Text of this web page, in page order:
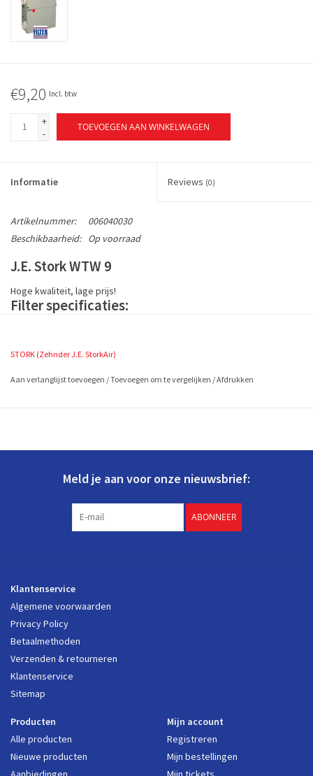
€9,20 Incl. btw
+
-
TOEVOEGEN AAN WINKELWAGEN
Informatie Reviews (0)
Artikelnummer:
006040030
Beschikbaarheid:
Op voorraad
J.E. Stork WTW 9
Hoge kwaliteit, lage prijs!
Filter specificaties:
J.E. StorkAir artikelcode: 006040030
Formaat ca. 250 x 450 x 10 mm
STORK (Zehnder J.E. StorkAir)
Aan verlanglijst toevoegen /Toevoegen om te vergelijken /Afdrukken
Meld je aan voor onze nieuwsbrief:
ABONNEER
Klantenservice
Algemene voorwaarden
Privacy Policy
Betaalmethoden
Verzenden & retourneren
Klantenservice
Sitemap
Producten
Alle producten
Nieuwe producten
Mijn account
Registreren
Mijn bestellingen